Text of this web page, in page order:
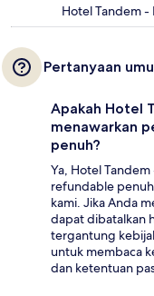
Hotel Tandem
Pertanyaan
Apakah Hotel
menawarkan
penuh?
Ya, Hotel
refundable
kami. Jika Anda
dapat dibatalkan
tergantung
untuk membaca
dan ketentuan